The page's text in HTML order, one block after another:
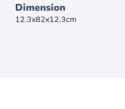
Dimension
12.3x82x12.3cm